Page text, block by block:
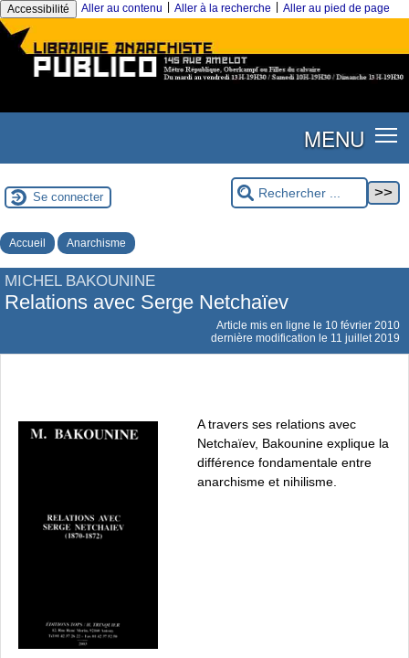
Accessibilité Aller au contenu Aller à la recherche Aller au pied de page
MENU
Se connecter
Accueil Anarchisme
MICHEL BAKOUNINE
Relations avec Serge Netchaïev
Article mis en ligne le 10 février 2010
dernière modification le 11 juillet 2019
A travers ses relations avec
Netchaïev, Bakounine explique la
différence fondamentale entre
anarchisme et nihilisme.